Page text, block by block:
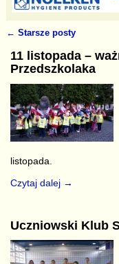
← Starsze posty
11 listopada –
Przedszkolaka
listopada.
Czytaj dalej →
Uczniowski Klub